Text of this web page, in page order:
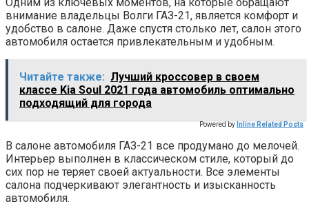
внимание владельцы Волги ГАЗ-21, является комфорт и
удобство в салоне. Даже спустя столько лет, салон этого
автомобиля остается привлекательным и удобным.
Читайте также: Лучший кроссовер в своем
классе Kia Soul 2021 года автомобиль оптимально
подходящий для города
Powered by Inline Related Posts
В салоне автомобиля ГАЗ-21 все продумано до мелочей.
Интерьер выполнен в классическом стиле, который до
сих пор не теряет своей актуальности. Все элементы
салона подчеркивают элегантность и изысканность
автомобиля.